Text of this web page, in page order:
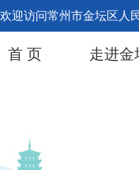
欢迎访问常州市金坛区人
首 页 走进金